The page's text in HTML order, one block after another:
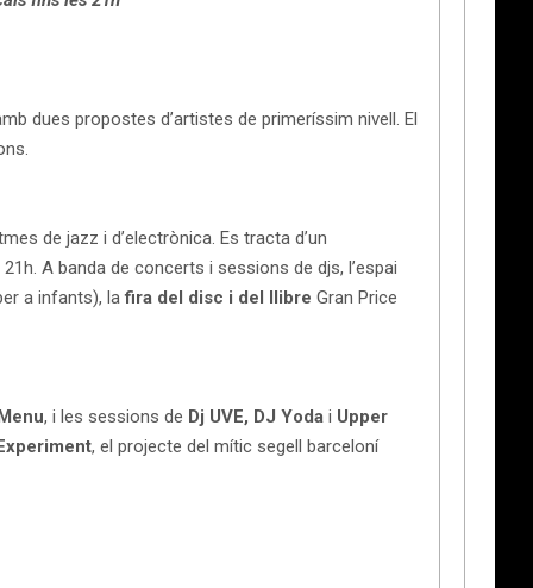
dues propostes d’artistes de primeríssim nivell. El
de jazz i d’electrònica. Es tracta d’un
A banda de concerts i sessions de djs, l’espai
a infants), lafira del disc i del llibre Gran Price
, i les sessions de Dj UVE, DJ Yoda i Upper
, el projecte del mític segell barceloní